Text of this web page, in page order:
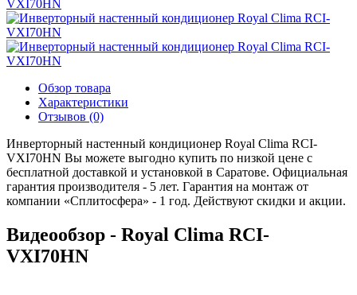
Обзор товара
Характеристики
Отзывов (0)
Инверторный настенный кондиционер Royal Clima RCI-
VXI70HN Вы можете выгодно купить по низкой цене с
бесплатной доставкой и установкой в Саратове. Официальная
гарантия производителя - 5 лет. Гарантия на монтаж от
компании «Сплитосфера» - 1 год. Действуют скидки и акции.
Видеообзор - Royal Clima RCI-
VXI70HN